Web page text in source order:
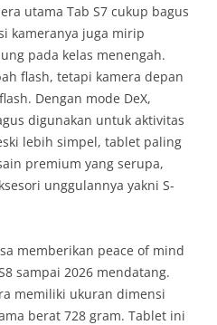
utama Tab S7 cukup bagus
kameranya juga mirip
pada kelas menengah.
flash, tetapi kamera depan
Dengan mode DeX,
digunakan untuk aktivitas
lebih simpel, tablet paling
premium yang serupa,
unggulannya yakni S-
memberikan peace of mind
sampai 2026 mendatang.
memiliki ukuran dimensi
berat 728 gram. Tablet ini